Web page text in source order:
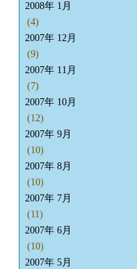
2008年 1月
(4)
2007年 12月
(9)
2007年 11月
(7)
2007年 10月
(12)
2007年 9月
(10)
2007年 8月
(10)
2007年 7月
(11)
2007年 6月
(10)
2007年 5月